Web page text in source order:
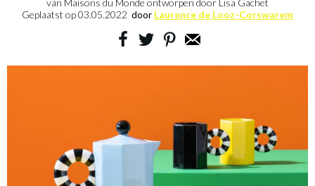
van Maisons du Monde ontworpen door Lisa Gachet
Geplaatst op03.05.2022 door Laurence de Looz-Corswarem